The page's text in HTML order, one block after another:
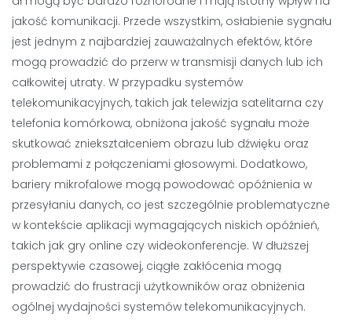
jakość komunikacji. Przede wszystkim, osłabienie sygnału
jest jednym z najbardziej zauważalnych efektów, które
mogą prowadzić do przerw w transmisji danych lub ich
całkowitej utraty. W przypadku systemów
telekomunikacyjnych, takich jak telewizja satelitarna czy
telefonia komórkowa, obniżona jakość sygnału może
skutkować zniekształceniem obrazu lub dźwięku oraz
problemami z połączeniami głosowymi. Dodatkowo,
bariery mikrofalowe mogą powodować opóźnienia w
przesyłaniu danych, co jest szczególnie problematyczne
w kontekście aplikacji wymagających niskich opóźnień,
takich jak gry online czy wideokonferencje. W dłuższej
perspektywie czasowej, ciągłe zakłócenia mogą
prowadzić do frustracji użytkowników oraz obniżenia
ogólnej wydajności systemów telekomunikacyjnych.